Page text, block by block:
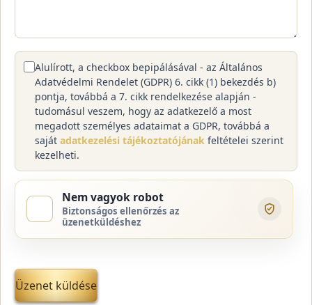
Alulírott, a checkbox bepipálásával - az Általános
Adatvédelmi Rendelet (GDPR) 6. cikk (1) bekezdés b)
pontja, továbbá a 7. cikk rendelkezése alapján -
tudomásul veszem, hogy az adatkezelő a most
megadott személyes adataimat a GDPR, továbbá a
saját adatkezelési tájékoztatójának feltételei szerint
kezelheti.
Nem vagyok robot
Biztonságos ellenőrzés az
üzenetküldéshez
Üzenet küldése